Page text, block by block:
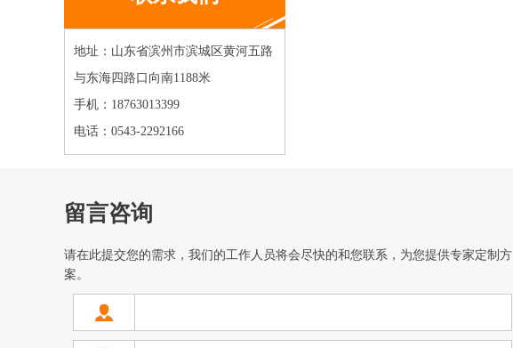
地址：山东省滨州市滨城区黄河五路
与东海四路口向南1188米
手机：18763013399
电话：0543-2292166
留言咨询
请在此提交您的需求，我们的工作人员将会尽快的和您联系，为您提供专家定制方
案。